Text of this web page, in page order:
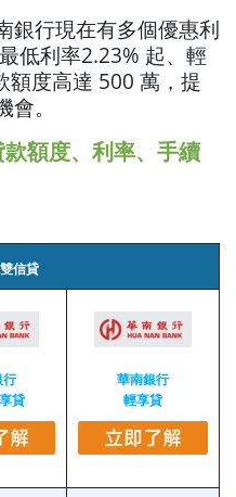
銀行現在有多個優惠利
低利率2.23% 起、輕
額度高達 500 萬，提
。
額度、利率、手續
信貸
行
貸
華南銀行
輕享貸